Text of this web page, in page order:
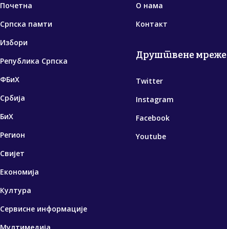
Почетна
Српска памти
Избори
Република Српска
ФБиХ
Србија
БиХ
Регион
Свијет
Економија
Култура
Сервисне информације
О нама
Контакт
Друштвене мреже
Twitter
Instagram
Facebook
Youtube